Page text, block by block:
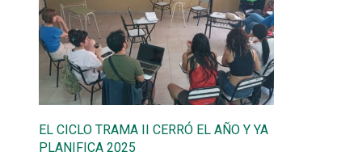
EL CICLO TRAMA II CERRÓ EL AÑO Y YA
PLANIFICA 2025